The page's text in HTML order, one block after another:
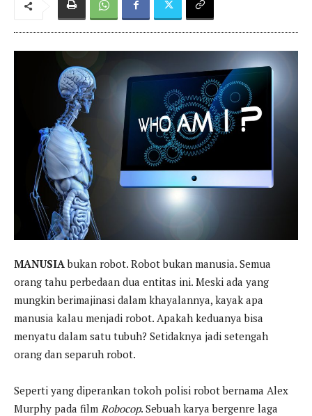
MANUSIA bukan robot. Robot bukan manusia. Semua
orang tahu perbedaan dua entitas ini. Meski ada yang
mungkin berimajinasi dalam khayalannya, kayak apa
manusia kalau menjadi robot. Apakah keduanya bisa
menyatu dalam satu tubuh? Setidaknya jadi setengah
orang dan separuh robot.
Seperti yang diperankan tokoh polisi robot bernama Alex
Murphy pada film Robocop. Sebuah karya bergenre laga